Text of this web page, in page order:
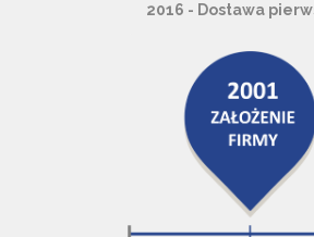
2016 - Dostawa